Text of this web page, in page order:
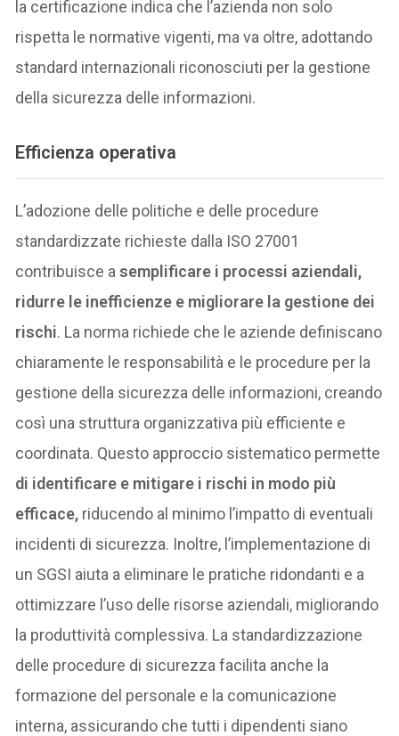
la certificazione indica che l’azienda non solo
rispetta le normative vigenti, ma va oltre, adottando
standard internazionali riconosciuti per la gestione
della sicurezza delle informazioni.
Efficienza operativa
L’adozione delle politiche e delle procedure
standardizzate richieste dalla ISO 27001
contribuisce asemplificare i processi aziendali,
ridurre le inefficienze e migliorare la gestione dei
rischi. La norma richiede che le aziende definiscano
chiaramente le responsabilità e le procedure per la
gestione della sicurezza delle informazioni, creando
così una struttura organizzativa più efficiente e
coordinata. Questo approccio sistematico permette
di identificare e mitigare i rischi in modo più
efficace, riducendo al minimo l’impatto di eventuali
incidenti di sicurezza. Inoltre, l’implementazione di
un SGSI aiuta a eliminare le pratiche ridondanti e a
ottimizzare l’uso delle risorse aziendali, migliorando
la produttività complessiva. La standardizzazione
delle procedure di sicurezza facilita anche la
formazione del personale e la comunicazione
interna, assicurando che tutti i dipendenti siano